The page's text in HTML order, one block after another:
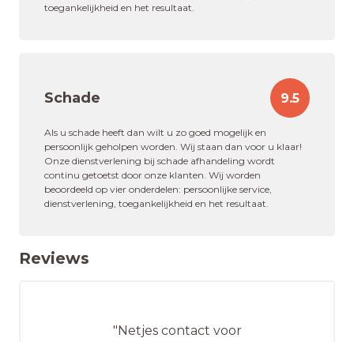
toegankelijkheid en het resultaat.
Schade 9.5
Als u schade heeft dan wilt u zo goed mogelijk en
persoonlijk geholpen worden. Wij staan dan voor u klaar!
Onze dienstverlening bij schade afhandeling wordt
continu getoetst door onze klanten. Wij worden
beoordeeld op vier onderdelen: persoonlijke service,
dienstverlening, toegankelijkheid en het resultaat.
Reviews
"Netjes contact voor